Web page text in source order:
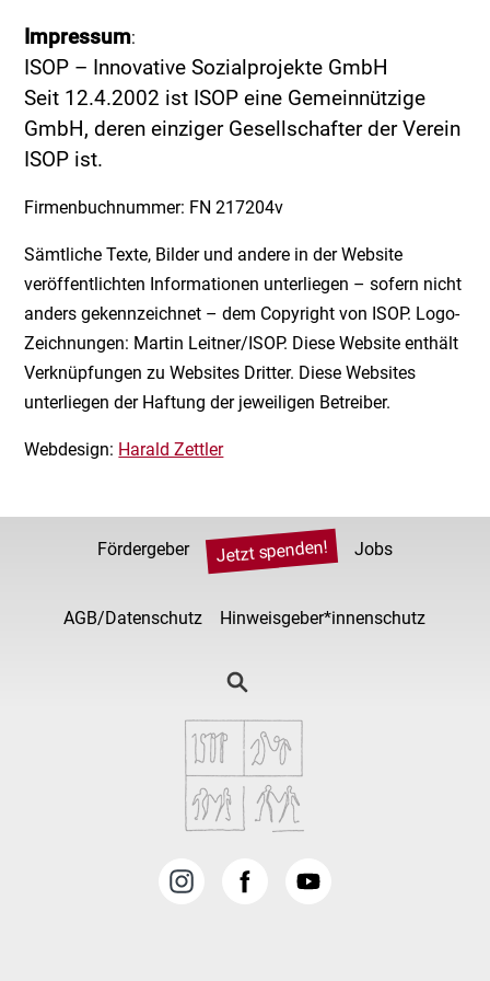
Impressum:
ISOP – Innovative Sozialprojekte GmbH
Seit 12.4.2002 ist ISOP eine Gemeinnützige
GmbH, deren einziger Gesellschafter der Verein
ISOP ist.
Firmenbuchnummer: FN 217204v
Sämtliche Texte, Bilder und andere in der Website
veröffentlichten Informationen unterliegen – sofern nicht
anders gekennzeichnet – dem Copyright von ISOP. Logo-
Zeichnungen: Martin Leitner/ISOP. Diese Website enthält
Verknüpfungen zu Websites Dritter. Diese Websites
unterliegen der Haftung der jeweiligen Betreiber.
Webdesign: Harald Zettler
Fördergeber Jetzt spenden! Jobs
AGB/Datenschutz Hinweisgeber*innenschutz